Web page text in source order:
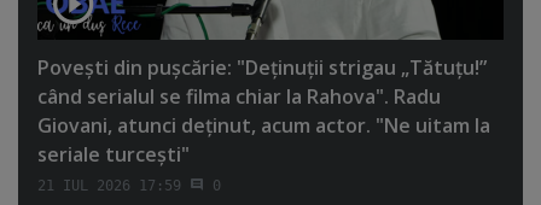
Poveşti din puşcărie: "Deţinuţii strigau „Tătuţu!”
când serialul se filma chiar la Rahova". Radu
Giovani, atunci deţinut, acum actor. "Ne uitam la
seriale turceşti"
21 IUL 2026 17:59 0